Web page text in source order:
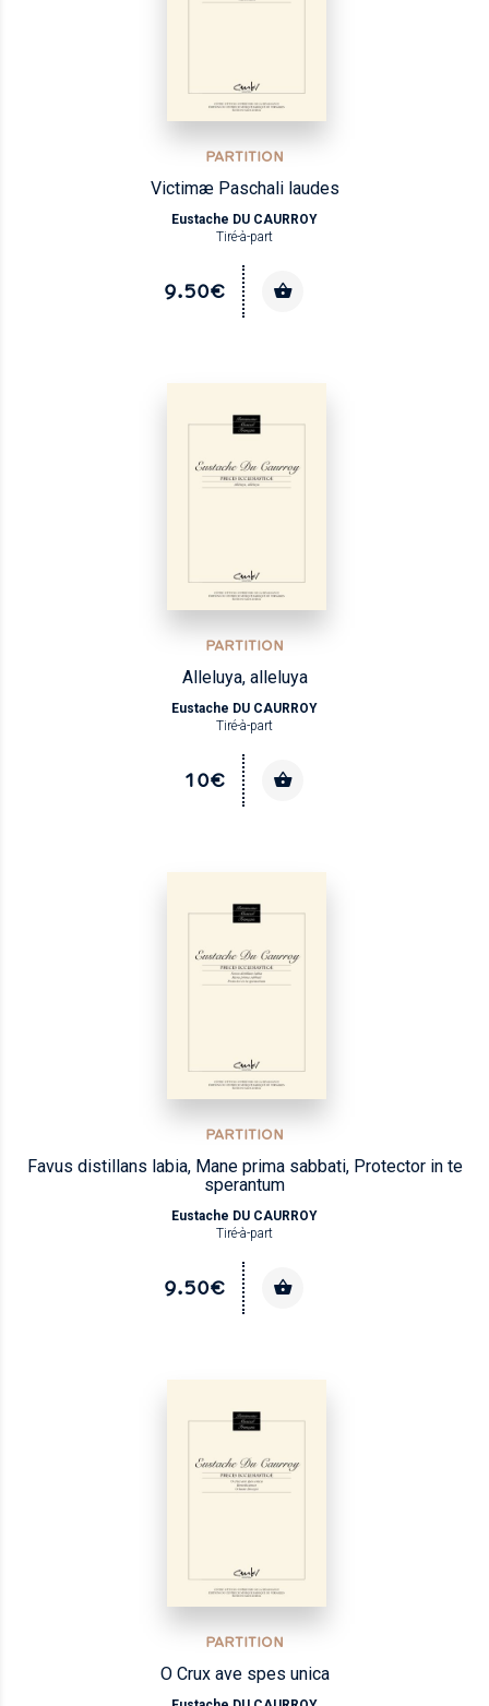
PARTITION
Victimæ Paschali laudes
Eustache DU CAURROY
Tiré-à-part
9.50€
PARTITION
Alleluya, alleluya
Eustache DU CAURROY
Tiré-à-part
10€
PARTITION
Favus distillans labia, Mane prima sabbati, Protector in te
sperantum
Eustache DU CAURROY
Tiré-à-part
9.50€
PARTITION
O Crux ave spes unica